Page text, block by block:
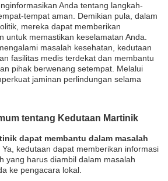
Anda tentang langkah-
tempat aman. Demikian pula, dalam
mereka dapat memberikan
untuk memastikan keselamatan Anda.
masalah kesehatan, kedutaan
fasilitas medis terdekat dan membantu
pihak berwenang setempat. Melalui
jaminan perlindungan selama
tentang Kedutaan Martinik
dapat membantu dalam masalah
Ya, kedutaan dapat memberikan informasi
yang harus diambil dalam masalah
ke pengacara lokal.